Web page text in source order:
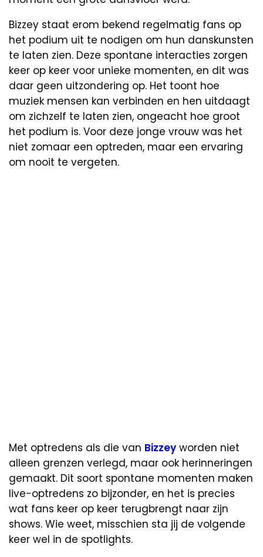
Bizzey staat erom bekend regelmatig fans op
het podium uit te nodigen om hun danskunsten
te laten zien. Deze spontane interacties zorgen
keer op keer voor unieke momenten, en dit was
daar geen uitzondering op. Het toont hoe
muziek mensen kan verbinden en hen uitdaagt
om zichzelf te laten zien, ongeacht hoe groot
het podium is. Voor deze jonge vrouw was het
niet zomaar een optreden, maar een ervaring
om nooit te vergeten.
Met optredens als die van Bizzey worden niet
alleen grenzen verlegd, maar ook herinneringen
gemaakt. Dit soort spontane momenten maken
live-optredens zo bijzonder, en het is precies
wat fans keer op keer terugbrengt naar zijn
shows. Wie weet, misschien sta jij de volgende
keer wel in de spotlights.